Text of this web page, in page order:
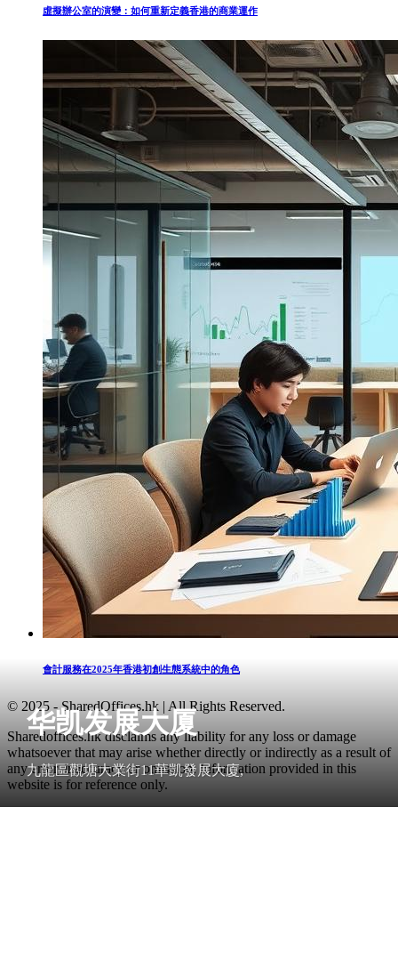
华凯发展大厦
九龍區觀塘大業街11華凱發展大廈,
虛擬辦公室的演變：如何重新定義香港的商業運作
會計服務在2025年香港初創生態系統中的角色
© 2025 - SharedOffices.hk | All Rights Reserved.
Sharedoffices.hk disclaims any liability for any loss or damage
whatsoever that may arise whether directly or indirectly as a result of
any error, inaccuracy or omission. Information provided in this
website is for reference only.